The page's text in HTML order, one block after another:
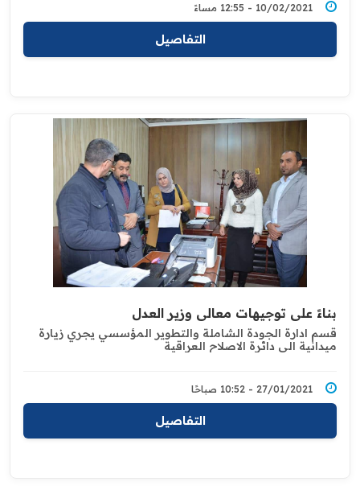
10/02/2021 - 12:55 مساءً
التفاصيل
بناءً على توجيهات معالي وزير العدل
قسم ادارة الجودة الشاملة والتطوير المؤسسي ‏يجري زيارة
ميدانية الى دائرة الاصلاح العراقية
27/01/2021 - 10:52 صباحًا
التفاصيل